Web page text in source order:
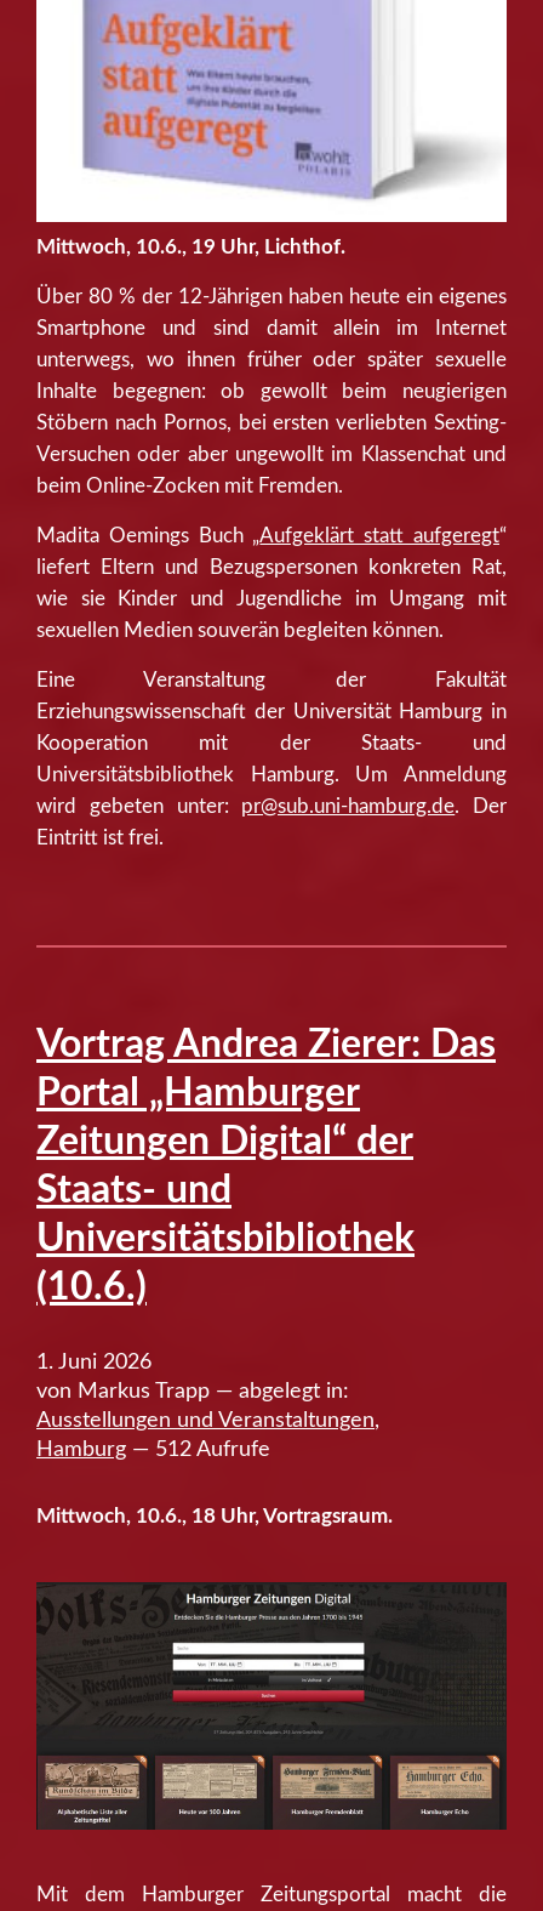
Mittwoch, 10.6., 19 Uhr, Lichthof.
Über 80 % der 12-Jährigen haben heute ein eigenes
Smartphone und sind damit allein im Internet
unterwegs, wo ihnen früher oder später sexuelle
Inhalte begegnen: ob gewollt beim neugierigen
Stöbern nach Pornos, bei ersten verliebten Sexting-
Versuchen oder aber ungewollt im Klassenchat und
beim Online-Zocken mit Fremden.
Madita Oemings Buch „Aufgeklärt statt aufgeregt“
liefert Eltern und Bezugspersonen konkreten Rat,
wie sie Kinder und Jugendliche im Umgang mit
sexuellen Medien souverän begleiten können.
Eine Veranstaltung der Fakultät
Erziehungswissenschaft der Universität Hamburg in
Kooperation mit der Staats- und
Universitätsbibliothek Hamburg. Um Anmeldung
wird gebeten unter: pr@sub.uni-hamburg.de. Der
Eintritt ist frei.
Vortrag Andrea Zierer: Das
Portal „Hamburger
Zeitungen Digital“ der
Staats- und
Universitätsbibliothek
(10.6.)
1. Juni 2026
von Markus Trapp — abgelegt in:
Ausstellungen und Veranstaltungen,
Hamburg — 512 Aufrufe
Mittwoch, 10.6., 18 Uhr, Vortragsraum.
Mit dem Hamburger Zeitungsportal macht die